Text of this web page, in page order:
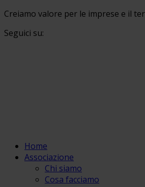
Creiamo valore per le imprese e il
Seguici su:
Home
Associazione
Chi siamo
Cosa facciamo